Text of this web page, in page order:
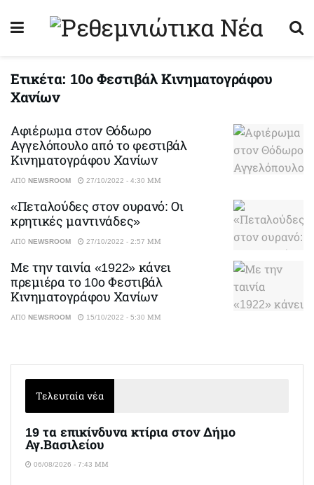
Ετικέτα: 10ο Φεστιβάλ Κινηματογράφου
Χανίων
Αφιέρωμα στον Θόδωρο
Αγγελόπουλο από το φεστιβάλ
Κινηματογράφου Χανίων
ΑΠΌ NEWSROOM 27/10/2022 - 4:30 ΜΜ
«Πεταλούδες στον ουρανό: Οι
κρητικές μαντινάδες»
ΑΠΌ NEWSROOM 27/10/2022 - 2:57 ΜΜ
Με την ταινία «1922» κάνει
πρεμιέρα το 10ο Φεστιβάλ
Κινηματογράφου Χανίων
ΑΠΌ NEWSROOM 15/10/2022 - 5:30 ΜΜ
Τελευταία νέα
19 τα επικίνδυνα κτίρια στον Δήμο
Αγ.Βασιλείου
06/08/2026 - 7:43 ΜΜ